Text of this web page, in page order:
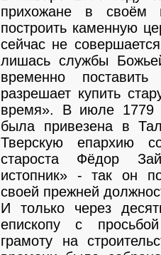
прихожане в своём
построить каменную
сейчас не
лишась службы
временно
разрешает купить
время». В июле 1779
была привезена в
Тверскую епархию
староста Фёдор
истопник» - так он
своей прежней
И только через
епископу с
грамоту на